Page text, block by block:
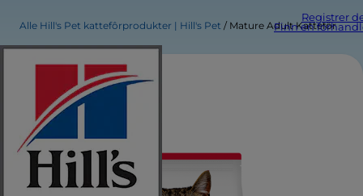
Registrer
Finn en
Alle Hill's Pet kattefôrprodukter | Hill's Pet Mature Adult Kattefôr